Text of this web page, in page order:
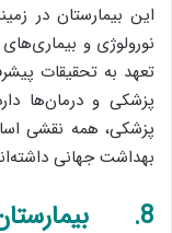
این بیمارستان در
نورولوژی و
تعهد به تحقیقات
پزشکی و درمان‌ها
پزشکی، همه نقشی
بهداشت جهانی